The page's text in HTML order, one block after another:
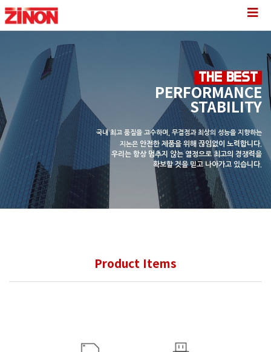
THE BEST
PERFORMANCE
STABILITY
국내 최고 품질을 고수하며, 무결점과 최상의 성능을 지향하는
지논은 안전한 제품을 위해 끊임없이 노력합니다.
우리는 항상 멈추지 않는 열정으로최고의 경쟁력을
확보할 것을 믿고 나아가고 있습니다.
Product Items